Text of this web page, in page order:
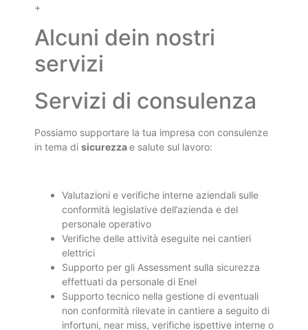
+
Alcuni dein nostri
servizi
Servizi di consulenza
Possiamo supportare la tua impresa con consulenze
in tema di sicurezzae salute sul lavoro:
Valutazioni e verifiche interne aziendali sulle
conformità legislative dell’azienda e del
personale operativo
Verifiche delle attività eseguite nei cantieri
elettrici
Supporto per gli Assessment sulla sicurezza
effettuati da personale di Enel
Supporto tecnico nella gestione di eventuali
non conformità rilevate in cantiere a seguito di
infortuni, near miss, verifiche ispettive interne o